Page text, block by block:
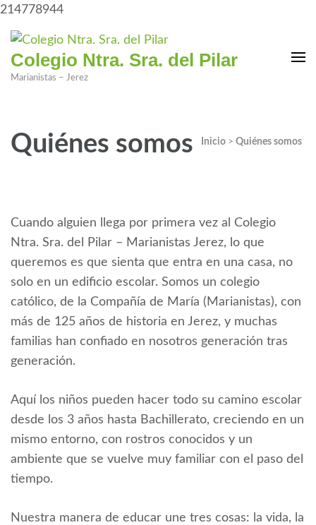
214778944
Colegio Ntra. Sra. del Pilar
Marianistas – Jerez
Quiénes somos Inicio > Quiénes somos
Cuando alguien llega por primera vez al Colegio
Ntra. Sra. del Pilar – Marianistas Jerez, lo que
queremos es que sienta que entra en una casa, no
solo en un edificio escolar. Somos un colegio
católico, de la Compañía de María (Marianistas), con
más de 125 años de historia en Jerez, y muchas
familias han confiado en nosotros generación tras
generación.
Aquí los niños pueden hacer todo su camino escolar
desde los 3 años hasta Bachillerato, creciendo en un
mismo entorno, con rostros conocidos y un
ambiente que se vuelve muy familiar con el paso del
tiempo.
Nuestra manera de educar une tres cosas: la vida, la